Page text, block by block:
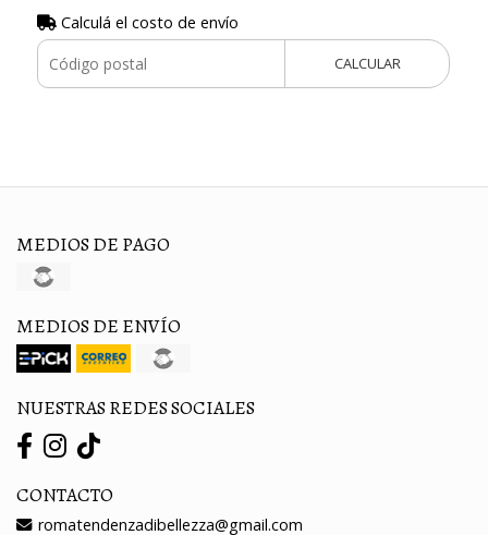
Calculá el costo de envío
CALCULAR
MEDIOS DE PAGO
MEDIOS DE ENVÍO
NUESTRAS REDES SOCIALES
CONTACTO
romatendenzadibellezza@gmail.com